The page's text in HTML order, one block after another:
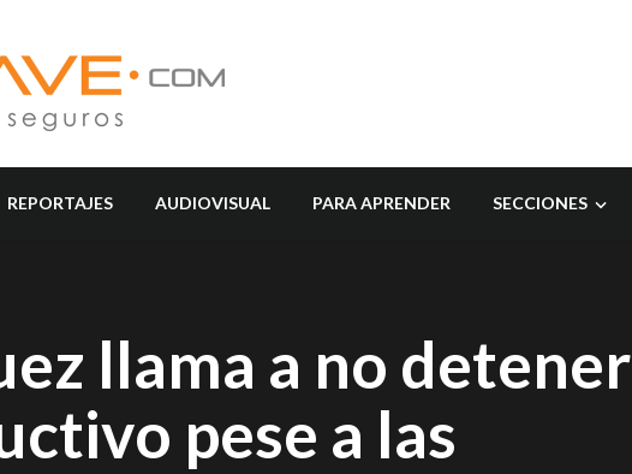
REPORTAJES AUDIOVISUAL PARA APRENDER SECCIONES
llama a no detener
pese a las